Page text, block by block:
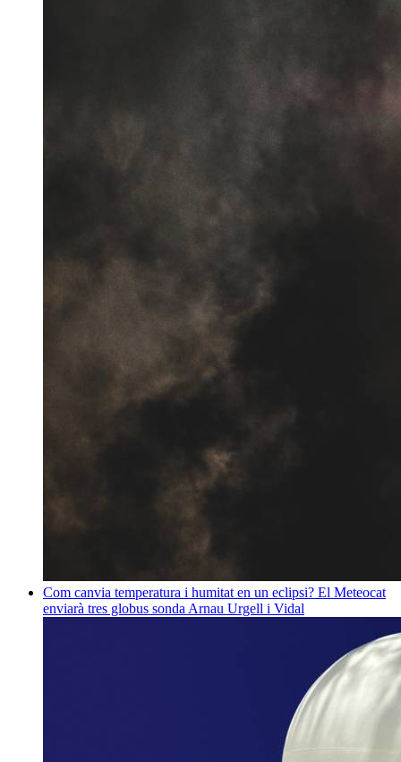
Com canvia temperatura i humitat en un eclipsi? El Meteocat
enviarà tres globus sonda Arnau Urgell i Vidal